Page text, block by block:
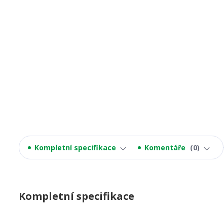
Kompletní specifikace Komentáře 0
Kompletní specifikace